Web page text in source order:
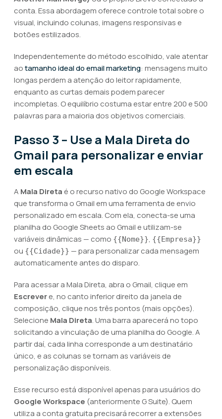
conta. Essa abordagem oferece controle total sobre o
visual, incluindo colunas, imagens responsivas e
botões estilizados.
Independentemente do método escolhido, vale atentar
aotamanho ideal do email marketing: mensagens muito
longas perdem a atenção do leitor rapidamente,
enquanto as curtas demais podem parecer
incompletas. O equilíbrio costuma estar entre 200 e 500
palavras para a maioria dos objetivos comerciais.
Passo 3 – Use a Mala Direta do
Gmail para personalizar e enviar
em escala
A Mala Direta é o recurso nativo do Google Workspace
que transforma o Gmail em uma ferramenta de envio
personalizado em escala. Com ela, conecta-se uma
planilha do Google Sheets ao Gmail e utilizam-se
variáveis dinâmicas — como {{Nome}}, {{Empresa}}
ou {{Cidade}} — para personalizar cada mensagem
automaticamente antes do disparo.
Para acessar a Mala Direta, abra o Gmail, clique em
Escrevere, no canto inferior direito da janela de
composição, clique nos três pontos (mais opções).
Selecione Mala Direta. Uma barra aparecerá no topo
solicitando a vinculação de uma planilha do Google. A
partir daí, cada linha corresponde a um destinatário
único, e as colunas se tornam as variáveis de
personalização disponíveis.
Esse recurso está disponível apenas para usuários do
Google Workspace (anteriormente G Suite). Quem
utiliza a conta gratuita precisará recorrer a extensões